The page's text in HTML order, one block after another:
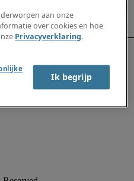
aan onze
over cookies en hoe
Privacyverklaring.
Ik begrijp